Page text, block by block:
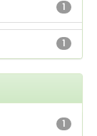
1
1
1